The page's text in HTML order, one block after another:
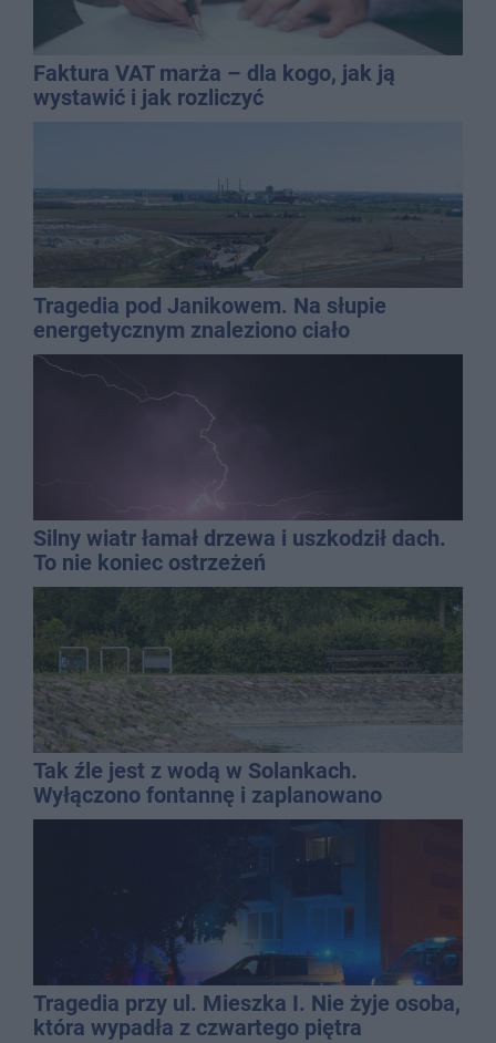
Faktura VAT marża – dla kogo, jak ją
wystawić i jak rozliczyć
Tragedia pod Janikowem. Na słupie
energetycznym znaleziono ciało
mężczyzny
Silny wiatr łamał drzewa i uszkodził dach.
To nie koniec ostrzeżeń
Tak źle jest z wodą w Solankach.
Wyłączono fontannę i zaplanowano
dolewkę
Tragedia przy ul. Mieszka I. Nie żyje osoba,
która wypadła z czwartego piętra